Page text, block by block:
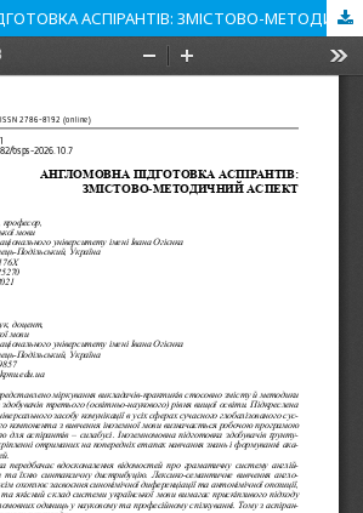
АНГЛОМОВНА ПІДГОТОВКА АСПІРАНТІВ: ЗМІСТОВО-МЕТОДИЧНИЙ АСПЕКТ